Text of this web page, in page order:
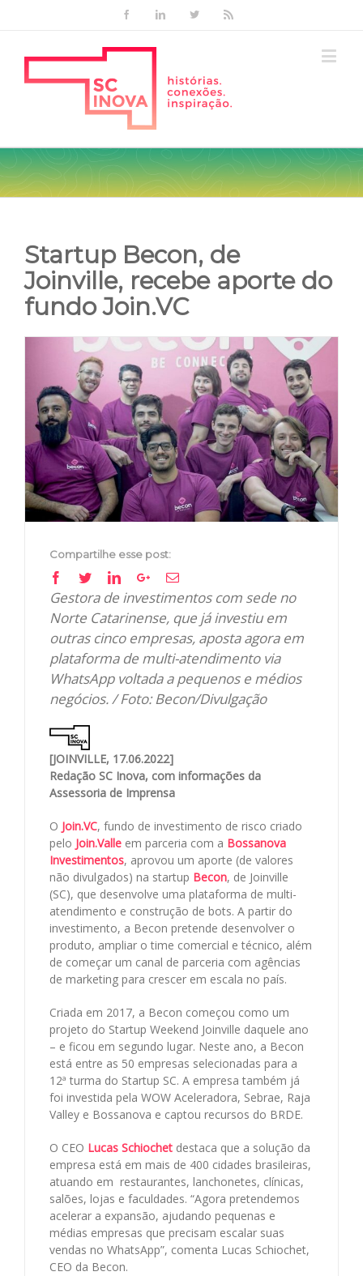
FacebookLinkedinTwitter
Startup Becon, de
Joinville, recebe aporte do
fundo Join.VC
Compartilhe esse post:
Facebook
TwitterLinkedinGoogle+Email
Gestora de investimentos com sede no
Norte Catarinense, que já investiu em
outras cinco empresas, aposta agora em
plataforma de multi-atendimento via
WhatsApp voltada a pequenos e médios
negócios. / Foto: Becon/Divulgação
[JOINVILLE, 17.06.2022]
Redação SC Inova, com informações da
Assessoria de Imprensa
O Join.VC, fundo de investimento de risco criado
pelo Join.Valle em parceria com a Bossanova
Investimentos, aprovou um aporte (de valores
não divulgados) na startup Becon, de Joinville
(SC), que desenvolve uma plataforma de multi-
atendimento e construção de bots. A partir do
investimento, a Becon pretende desenvolver o
produto, ampliar o time comercial e técnico, além
de começar um canal de parceria com agências
de marketing para crescer em escala no país.
Criada em 2017, a Becon começou como um
projeto do Startup Weekend Joinville daquele ano
– e ficou em segundo lugar. Neste ano, a Becon
está entre as 50 empresas selecionadas para a
12ª turma do Startup SC. A empresa também já
foi investida pela WOW Aceleradora, Sebrae, Raja
Valley e Bossanova e captou recursos do BRDE.
O CEO Lucas Schiochet destaca que a solução da
empresa está em mais de 400 cidades brasileiras,
atuando em restaurantes, lanchonetes, clínicas,
salões, lojas e faculdades. “Agora pretendemos
acelerar a expansão, ajudando pequenas e
médias empresas que precisam escalar suas
vendas no WhatsApp”, comenta Lucas Schiochet,
CEO da Becon.